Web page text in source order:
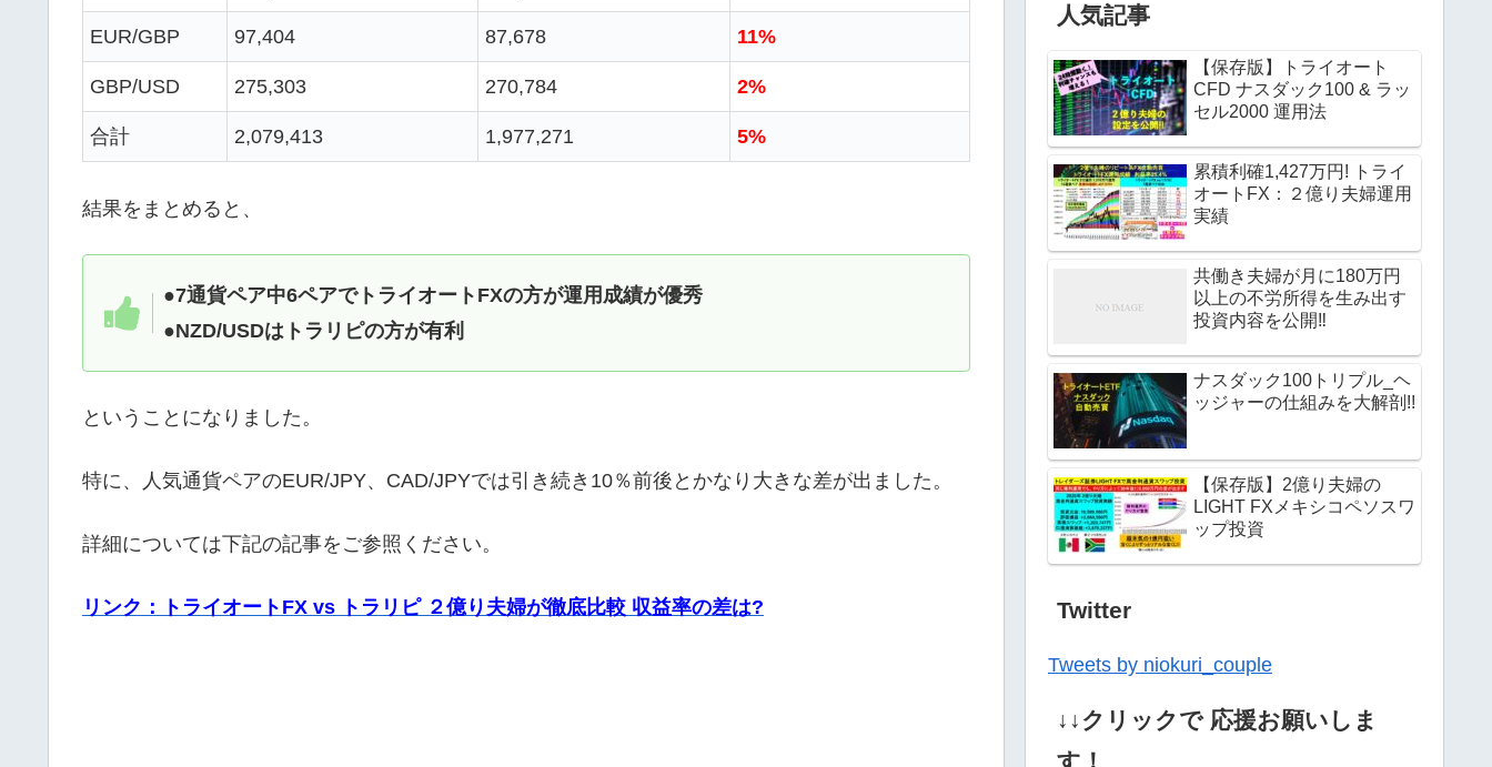
EUR/GBP 97,404 87,678 11%
GBP/USD 275,303 270,784 2%
合計 2,079,413 1,977,271 5%
結果をまとめると、
●7通貨ペア中6ペアでトライオートFXの方が運用成績が優秀
●NZD/USDはトラリピの方が有利
ということになりました。
特に、人気通貨ペアのEUR/JPY、CAD/JPYでは引き続き10％前後とかなり大きな差が出ました。
詳細については下記の記事をご参照ください。
リンク：トライオートFX vs トラリピ ２億り夫婦が徹底比較 収益率の差は?
人気記事
【保存版】トライオート
CFD ナスダック100 & ラッ
セル2000 運用法
累積利確1,427万円! トライ
オートFX：２億り夫婦運用
実績
共働き夫婦が月に180万円
以上の不労所得を生み出す
投資内容を公開‼︎
ナスダック100トリプル_ヘ
ッジャーの仕組みを大解剖!!
【保存版】2億り夫婦の
LIGHT FXメキシコペソスワ
ップ投資
Twitter
Tweets by niokuri_couple
↓↓クリックで 応援お願いしま
す！